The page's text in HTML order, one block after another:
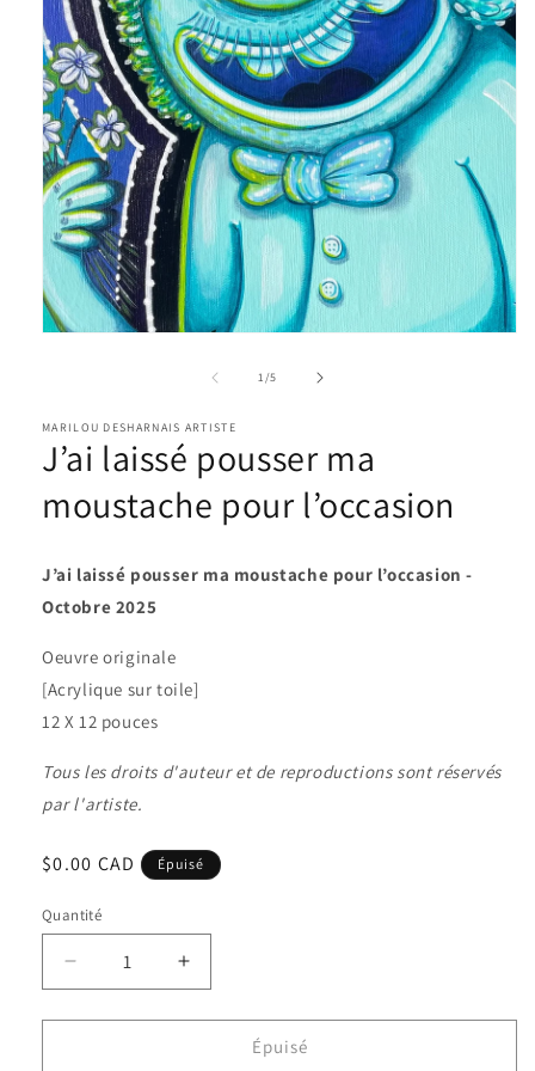
Ouvrir
le
média
dans
une
fenêtre
modale
1/de
5
MARILOU DESHARNAIS ARTISTE
J’ai laissé pousser ma
moustache pour l’occasion
J’ai laissé pousser ma moustache pour l’occasion -
Octobre 2025
Oeuvre originale
[Acrylique sur toile]
12 X 12 pouces
Tous les droits d'auteur et de reproductions sont réservés
par l'artiste.
Prix
$0.00 CAD Épuisé
Quantité
Quantité
Réduire
la
quantité
Augmenter
la
quantité
Épuisé